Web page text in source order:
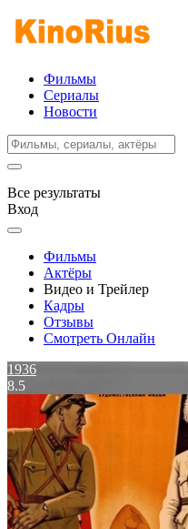
Фильмы
Сериалы
Новости
Все результаты
Вход
Фильмы
Актёры
Видео и Трейлер
Кадры
Отзывы
Смотреть Онлайн
1936
8.5